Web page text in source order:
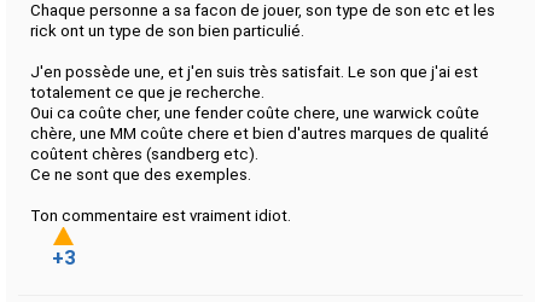
Chaque personne a sa facon de jouer, son type de son etc et les
rick ont un type de son bien particulié.
J'en possède une, et j'en suis très satisfait. Le son que j'ai est
totalement ce que je recherche.
Oui ca coûte cher, une fender coûte chere, une warwick coûte
chère, une MM coûte chere et bien d'autres marques de qualité
coûtent chères (sandberg etc).
Ce ne sont que des exemples.
Ton commentaire est vraiment idiot.
+3